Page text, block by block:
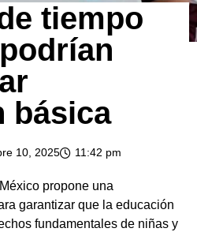
tiempo
básica
10, 2025 11:42 pm
propone una
garantizar que la educación
fundamentales de niñas y